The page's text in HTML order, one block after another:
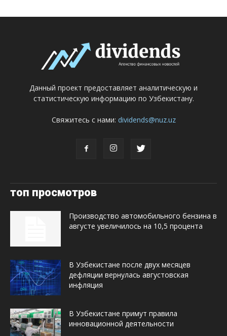
Данный проект предоставляет аналитическую и
статистическую информацию по Узбекистану.
Свяжитесь с нами: dividends@nuz.uz
топ просмотров
Производство автомобильного бензина в
августе увеличилось на 10,5 процента
В Узбекистане после двух месяцев
дефляции вернулась августовская
инфляция
В Узбекистане примут правила
инновационной деятельности